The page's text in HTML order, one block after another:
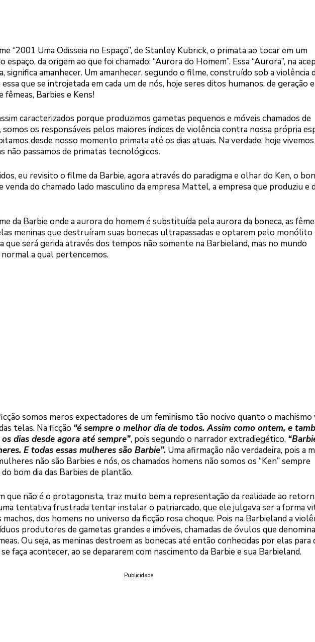
“2001 Uma Odisseia no Espaço”, de Stanley Kubrick, o primata ao tocar em um
da origem ao que foi chamado: “Aurora do Homem”. Essa “Aurora”, na
significa amanhecer. Um amanhecer, segundo o filme, construído sob a violência
essa que se introjetada em cada um de nós, hoje seres ditos humanos, de geração
fêmeas, Barbies e Kens!
caracterizados porque produzimos gametas pequenos e móveis chamados de
os responsáveis pelos maiores índices de violência contra nossa própria
desde nosso momento primata até os dias atuais. Na verdade, hoje
não passamos de primatas tecnológicos.
eu revisito o filme da Barbie, agora através do paradigma e olhar do Ken, o
venda do chamado lado masculino da empresa Mattel, a empresa que produziu e
da Barbie onde a aurora do homem é substituída pela aurora da boneca, as
meninas que destruíram suas bonecas ultrapassadas e optarem pelo monólito
que será gerida através dos tempos não somente na Barbieland, mas no mundo
a qual pertencemos.
ficção somos meros expectadores de um feminismo tão nocivo quanto o
telas. Na ficção “é sempre o melhor dia de todos. Assim como ontem, e
dias desde agora até sempre”, pois segundo o narrador extradiegético,
E todas essas mulheres são Barbie”. Uma afirmação não verdadeira, pois a
não são Barbies e nós, os chamados homens não somos os “Ken” sempre
bom dia das Barbies de plantão.
que não é o protagonista, traz muito bem a representação da realidade ao
tentativa frustrada tentar instalar o patriarcado, que ele julgava ser a forma
dos homens no universo da ficção rosa choque. Pois na Barbieland a
produtores de gametas grandes e imóveis, chamadas de óvulos que
Ou seja, as meninas destroem as bonecas até então conhecidas por elas para
faça acontecer, ao se depararem com nascimento da Barbie e sua Barbieland.
Publicidade